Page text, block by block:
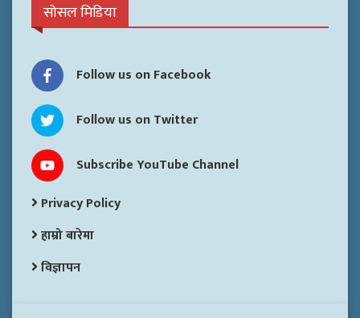
सोसल मिडिया
Follow us on Facebook
Follow us on Twitter
Subscribe YouTube Channel
Privacy Policy
हाम्रो बारेमा
विज्ञापन